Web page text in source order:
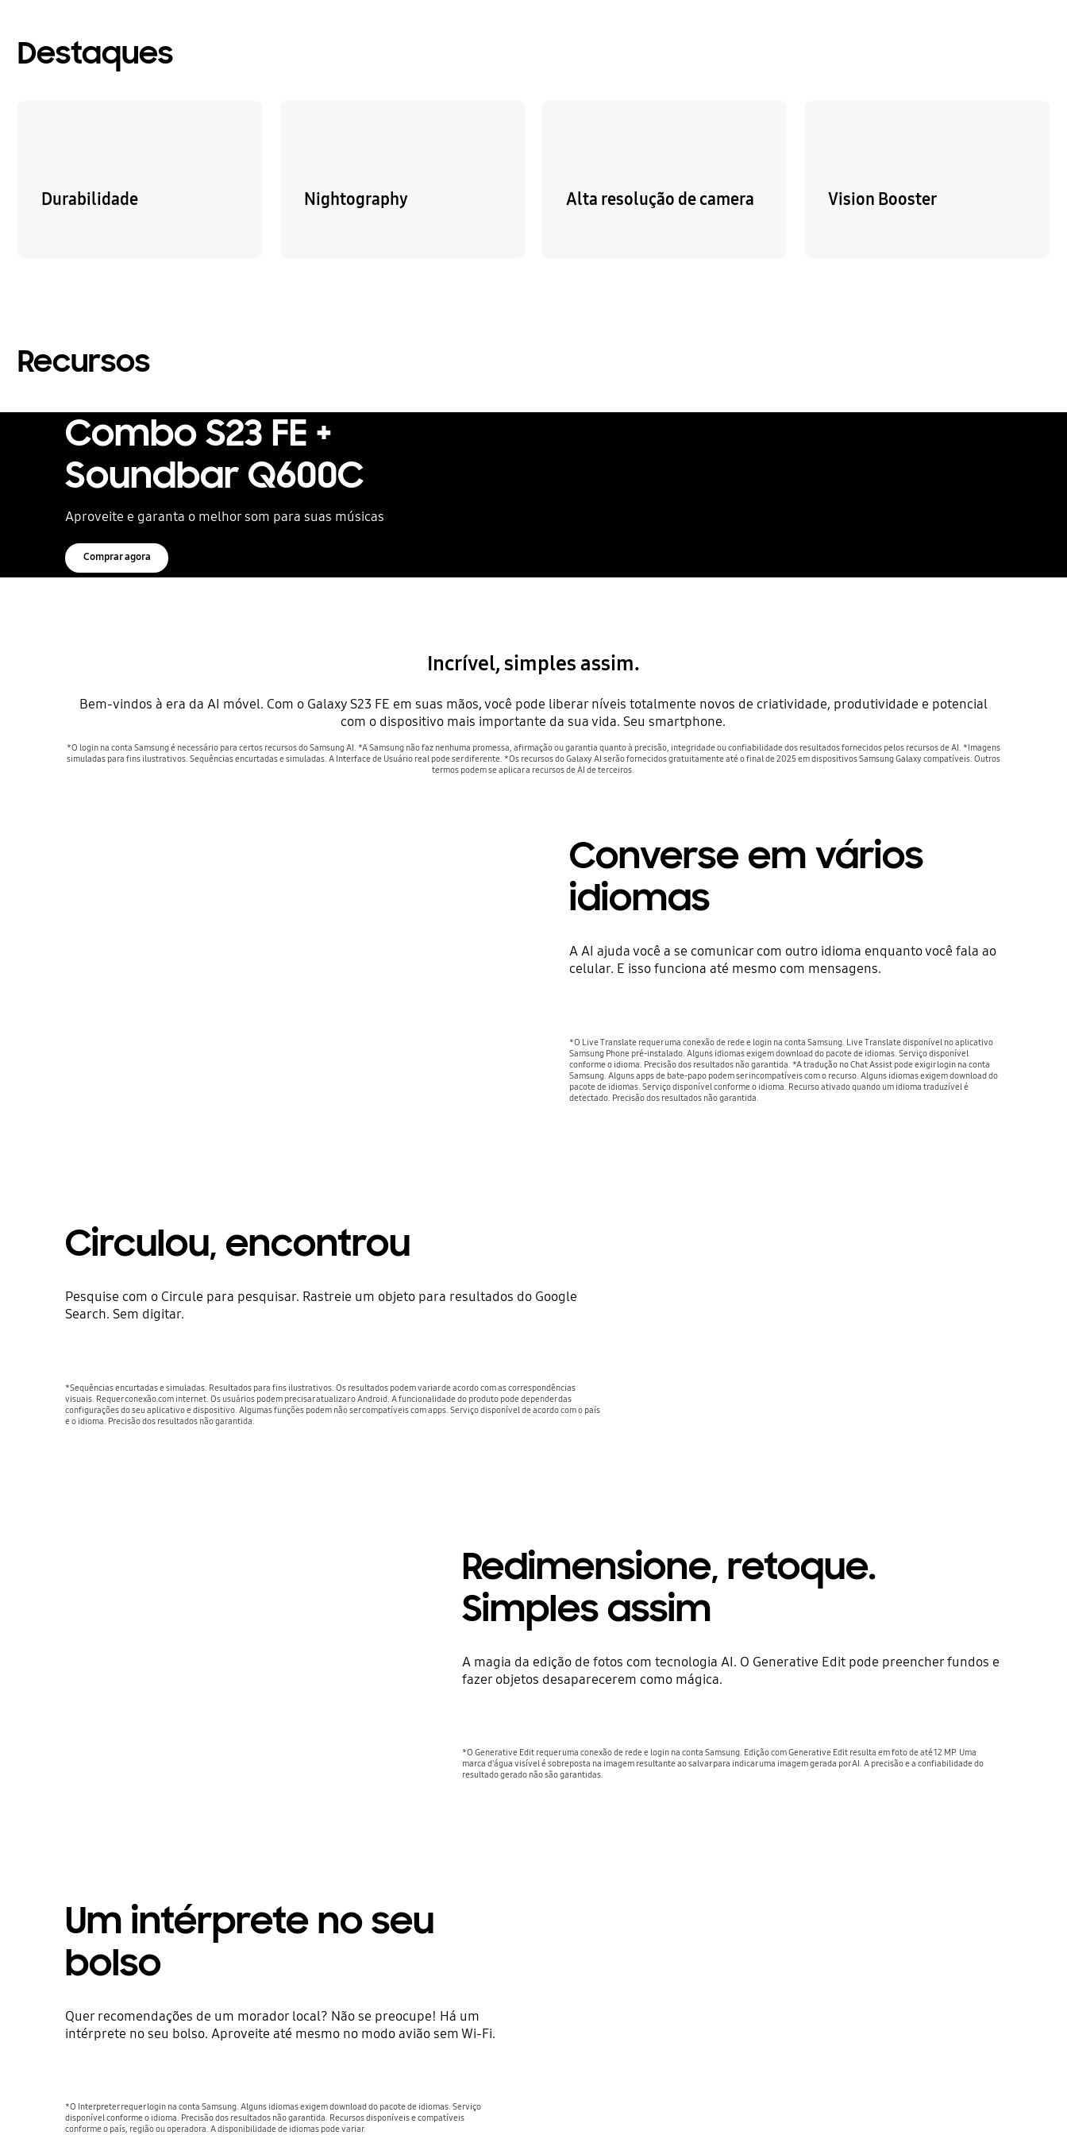
Destaques
Durabilidade Nightography Alta resolução de camera Vision Booster
Recursos
Combo S23 FE +
Soundbar Q600C
Aproveite e garanta o melhor som para suas músicas
Comprar agora
Incrível, simples assim.
Bem-vindos à era da AI móvel. Com o Galaxy S23 FE em suas mãos, você pode liberar níveis totalmente novos de criatividade, produtividade e potencial
com o dispositivo mais importante da sua vida. Seu smartphone.
*O login na conta Samsung é necessário para certos recursos do Samsung AI. *A Samsung não faz nenhuma promessa, afirmação ou garantia quanto à precisão, integridade ou confiabilidade dos resultados fornecidos pelos recursos de AI. *Imagens
simuladas para fins ilustrativos. Sequências encurtadas e simuladas. A Interface de Usuário real pode ser diferente. *Os recursos do Galaxy AI serão fornecidos gratuitamente até o final de 2025 em dispositivos Samsung Galaxy compatíveis. Outros
termos podem se aplicar a recursos de AI de terceiros.
Converse em vários
idiomas
A AI ajuda você a se comunicar com outro idioma enquanto você fala ao
celular. E isso funciona até mesmo com mensagens.
*O Live Translate requer uma conexão de rede e login na conta Samsung. Live Translate disponível no aplicativo
Samsung Phone pré-instalado. Alguns idiomas exigem download do pacote de idiomas. Serviço disponível
conforme o idioma. Precisão dos resultados não garantida. *A tradução no Chat Assist pode exigir login na conta
Samsung. Alguns apps de bate-papo podem ser incompatíveis com o recurso. Alguns idiomas exigem download do
pacote de idiomas. Serviço disponível conforme o idioma. Recurso ativado quando um idioma traduzível é
detectado. Precisão dos resultados não garantida.
Circulou, encontrou
Pesquise com o Circule para pesquisar. Rastreie um objeto para resultados do Google
Search. Sem digitar.
*Sequências encurtadas e simuladas. Resultados para fins ilustrativos. Os resultados podem variar de acordo com as correspondências
visuais. Requer conexão com internet. Os usuários podem precisar atualizar o Android. A funcionalidade do produto pode depender das
configurações do seu aplicativo e dispositivo. Algumas funções podem não ser compatíveis com apps. Serviço disponível de acordo com o país
e o idioma. Precisão dos resultados não garantida.
Redimensione, retoque.
Simples assim
A magia da edição de fotos com tecnologia AI. O Generative Edit pode preencher fundos e
fazer objetos desaparecerem como mágica.
*O Generative Edit requer uma conexão de rede e login na conta Samsung. Edição com Generative Edit resulta em foto de até 12 MP. Uma
marca d'água visível é sobreposta na imagem resultante ao salvar para indicar uma imagem gerada por AI. A precisão e a confiabilidade do
resultado gerado não são garantidas.
Um intérprete no seu
bolso
Quer recomendações de um morador local? Não se preocupe! Há um
intérprete no seu bolso. Aproveite até mesmo no modo avião sem Wi-Fi.
*O Interpreter requer login na conta Samsung. Alguns idiomas exigem download do pacote de idiomas. Serviço
disponível conforme o idioma. Precisão dos resultados não garantida. Recursos disponíveis e compatíveis
conforme o país, região ou operadora. A disponibilidade de idiomas pode variar.